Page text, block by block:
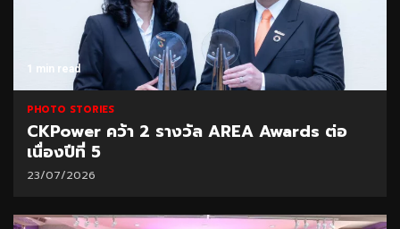
1 min read
PHOTO STORIES
CKPower คว้า 2 รางวัล AREA Awards ต่อ
เนื่องปีที่ 5
23/07/2026